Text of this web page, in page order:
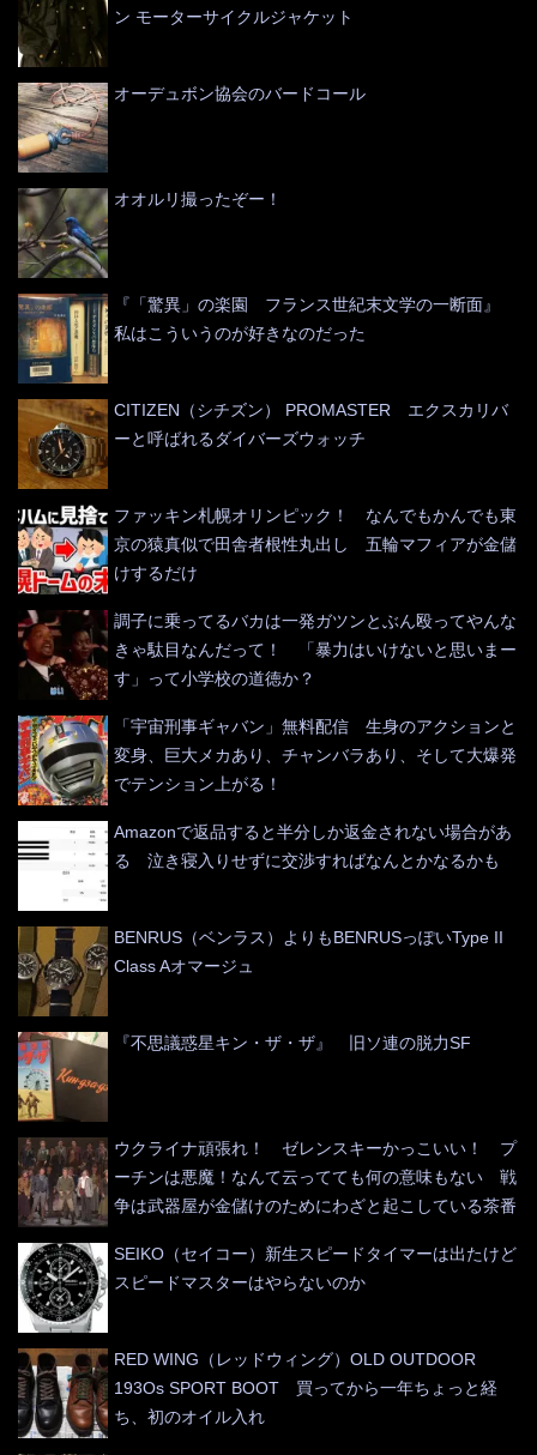
ン モーターサイクルジャケット
オーデュボン協会のバードコール
オオルリ撮ったぞー！
『「驚異」の楽園 フランス世紀末文学の一断面』
私はこういうのが好きなのだった
CITIZEN（シチズン） PROMASTER エクスカリバ
ーと呼ばれるダイバーズウォッチ
ファッキン札幌オリンピック！ なんでもかんでも東
京の猿真似で田舎者根性丸出し 五輪マフィアが金儲
けするだけ
調子に乗ってるバカは一発ガツンとぶん殴ってやんな
きゃ駄目なんだって！ 「暴力はいけないと思いまー
す」って小学校の道徳か？
「宇宙刑事ギャバン」無料配信 生身のアクションと
変身、巨大メカあり、チャンバラあり、そして大爆発
でテンション上がる！
Amazonで返品すると半分しか返金されない場合があ
る 泣き寝入りせずに交渉すればなんとかなるかも
BENRUS（ベンラス）よりもBENRUSっぽいType II
Class Aオマージュ
『不思議惑星キン・ザ・ザ』 旧ソ連の脱力SF
ウクライナ頑張れ！ ゼレンスキーかっこいい！ プ
ーチンは悪魔！なんて云ってても何の意味もない 戦
争は武器屋が金儲けのためにわざと起こしている茶番
SEIKO（セイコー）新生スピードタイマーは出たけど
スピードマスターはやらないのか
RED WING（レッドウィング）OLD OUTDOOR
193Os SPORT BOOT 買ってから一年ちょっと経
ち、初のオイル入れ